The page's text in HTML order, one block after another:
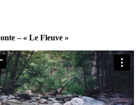
– « Le Fleuve »